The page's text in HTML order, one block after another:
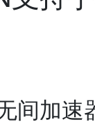
间加速